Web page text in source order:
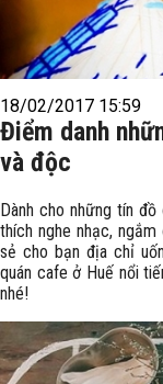
18/02/2017 15:59
Điểm danh
và độc
Dành cho những tín
thích nghe nhạc,
sẻ cho bạn địa chỉ
quán cafe ở Huế nổi
nhé!